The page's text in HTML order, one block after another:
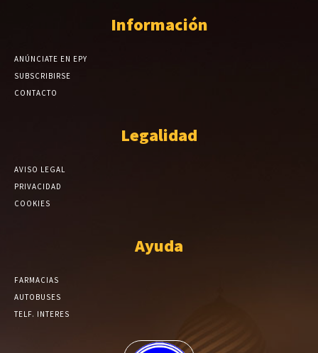
Información
ANÚNCIATE EN EPY
SUBSCRIBIRSE
CONTACTO
Legalidad
AVISO LEGAL
PRIVACIDAD
COOKIES
Ayuda
FARMACIAS
AUTOBUSES
TELF. INTERES